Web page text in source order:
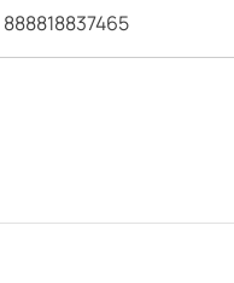
888818837465